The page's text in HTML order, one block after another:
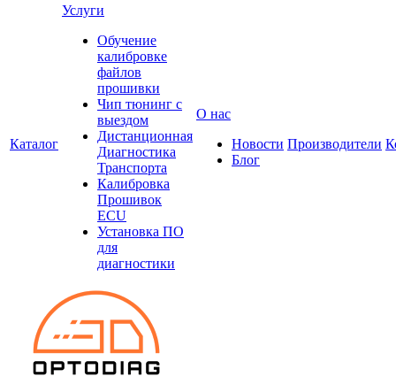
Каталог
Услуги
Обучение
калибровке
файлов
прошивки
Чип тюнинг с
выездом
Дистанционная
Диагностика
Транспорта
Калибровка
Прошивок
ECU
Установка ПО
для
диагностики
О нас
Новости
Блог
Производители